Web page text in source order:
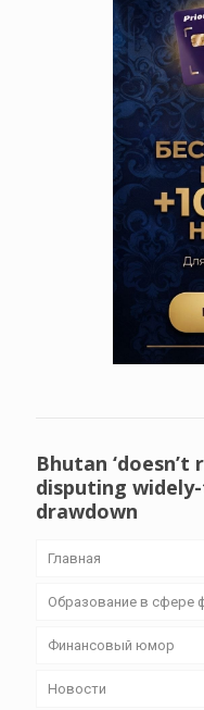
Bhutan ‘doesn’t
disputing
drawdown
Главная
Образование в сфере
Финансовый юмор
Новости